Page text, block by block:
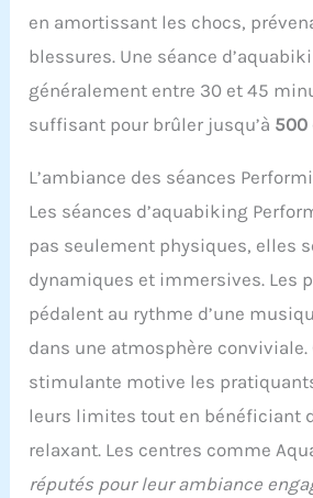
en amortissant les chocs,
blessures. Une séance
généralement entre 30 et 45
suffisant pour brûler jusqu’à 500
L’ambiance des séances
Les séances d’aquabiking
pas seulement physiques, elles
dynamiques et immersives. Les
pédalent au rythme d’une
dans une atmosphère conviviale.
stimulante motive les
leurs limites tout en bénéficiant
relaxant. Les centres comme
réputés pour leur ambiance